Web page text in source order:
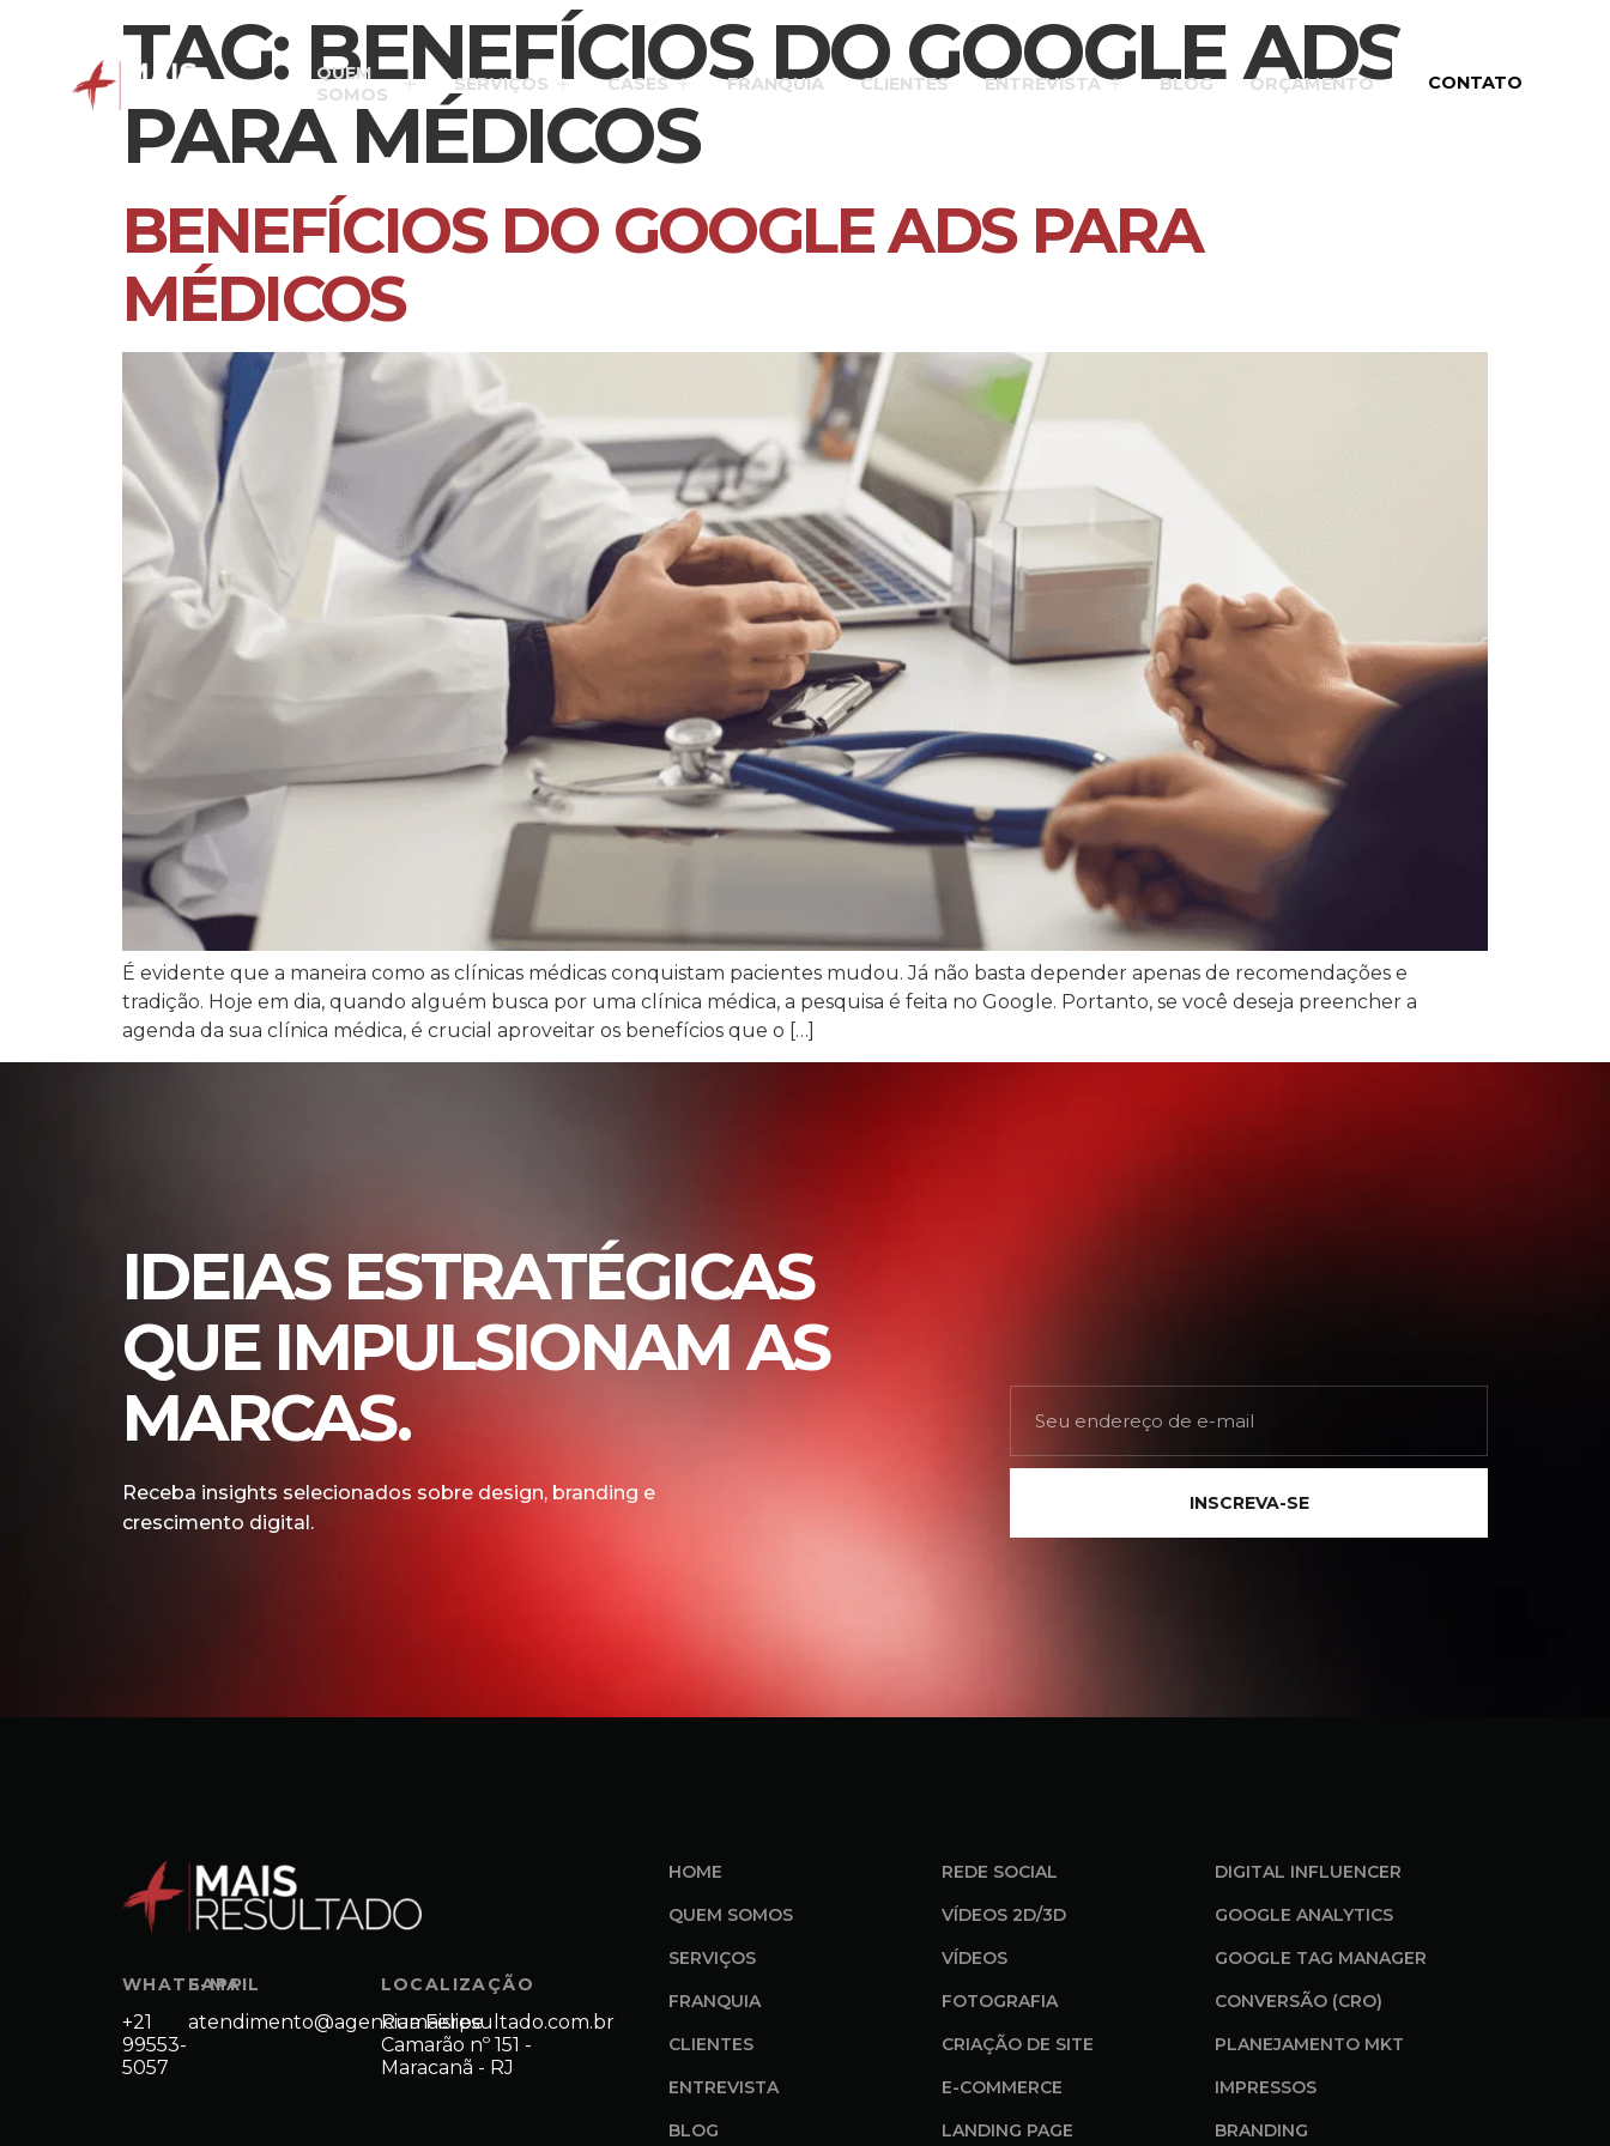
QUEM
SOMOS
SERVIÇOS CASES FRANQUIA CLIENTES ENTREVISTA BLOG ORÇAMENTO CONTATO
TAG: BENEFÍCIOS DO GOOGLE ADS
PARA MÉDICOS
BENEFÍCIOS DO GOOGLE ADS PARA
MÉDICOS
É evidente que a maneira como as clínicas médicas conquistam pacientes mudou. Já não basta depender apenas de recomendações e
tradição. Hoje em dia, quando alguém busca por uma clínica médica, a pesquisa é feita no Google. Portanto, se você deseja preencher a
agenda da sua clínica médica, é crucial aproveitar os benefícios que o […]
IDEIAS ESTRATÉGICAS
QUE IMPULSIONAM AS
MARCAS.
Receba insights selecionados sobre design, branding e
crescimento digital.
INSCREVA-SE
WHATSAPP
+21
99553-
5057
E-MAIL
atendimento@agenciamaisresultado.com.br
LOCALIZAÇÃO
Rua Felipe
Camarão nº 151 -
Maracanã - RJ
HOME
QUEM SOMOS
SERVIÇOS
FRANQUIA
CLIENTES
ENTREVISTA
BLOG
REDE SOCIAL
VÍDEOS 2D/3D
VÍDEOS
FOTOGRAFIA
CRIAÇÃO DE SITE
E-COMMERCE
LANDING PAGE
DIGITAL INFLUENCER
GOOGLE ANALYTICS
GOOGLE TAG MANAGER
CONVERSÃO (CRO)
PLANEJAMENTO MKT
IMPRESSOS
BRANDING